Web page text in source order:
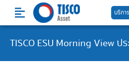
content
บริกา
TISCO ESU Morning View ป